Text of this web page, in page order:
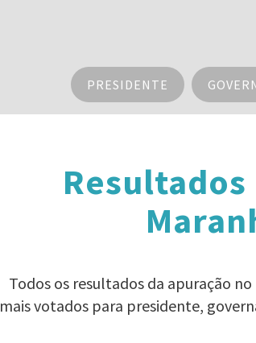
PRESIDENTE
Todos os resultados da apuração
mais votados para presidente,